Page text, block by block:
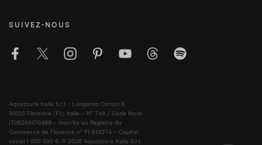
SUIVEZ-NOUS
Aquazzura Italia S.r.l. - Lungarno Corsini 8,
50123 Florence (FI), Italie – N° TVA / Code fiscal
IT06263170489 – Inscrite au Registre du
Commerce de Florence n° FI-614374 – Capital
social 1 000 000 €. © 2026 Aquazzura Italia S.r.l.